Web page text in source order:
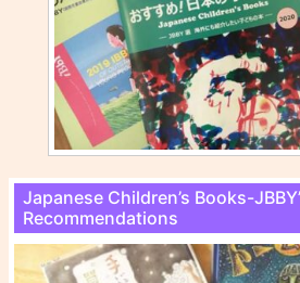
Japanese Children’s Books-
Recommendations